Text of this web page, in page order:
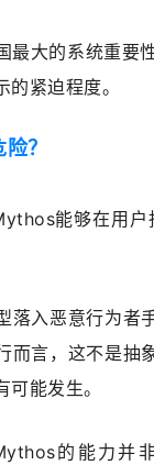
最大的系统重要
紧迫程度。
？
能够在用户
落入恶意行为者
而言，这不是
能发生。
的能力并